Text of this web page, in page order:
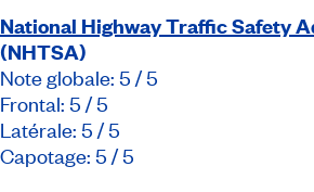
National Highway Traffic Safety
(NHTSA)
Note globale: 5 / 5
Frontal: 5 / 5
Latérale: 5 / 5
Capotage: 5 / 5